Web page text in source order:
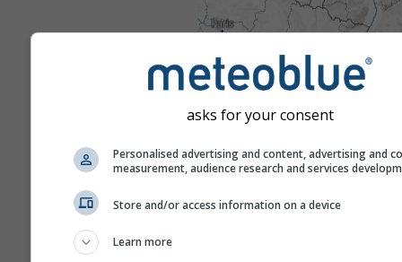
asks for your consent
Personalised advertising and content, advertising and
measurement, audience research and services
Store and/or access information on a device
Learn more